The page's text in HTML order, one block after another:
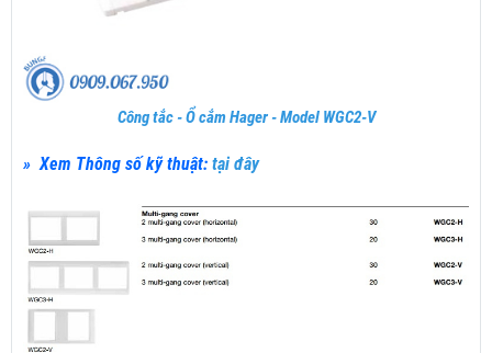
Công tắc - Ổ cắm Hager - Model WGC2-V
» Xem Thông số kỹ thuật: tại đây